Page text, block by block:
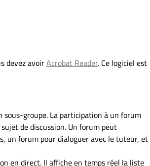
devez avoirAcrobat Reader. Ce logiciel est
sous-groupe. La participation à un forum
de discussion. Un forum peut
un forum pour dialoguer avec le tuteur, et
en direct. Il affiche en temps réel la liste